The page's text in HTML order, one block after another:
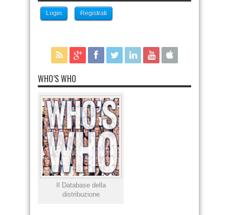
Login Registrati
WHO’S WHO
Il Database della
distribuzione